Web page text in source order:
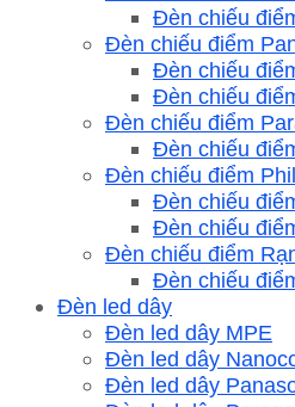
Đèn chiếu
Đèn chiếu điểm
Đèn chiếu
Đèn chiếu
Đèn chiếu điểm
Đèn chiếu
Đèn chiếu điểm
Đèn chiếu
Đèn chiếu
Đèn chiếu điểm
Đèn chiếu
Đèn led dây
Đèn led dây MPE
Đèn led dây
Đèn led dây